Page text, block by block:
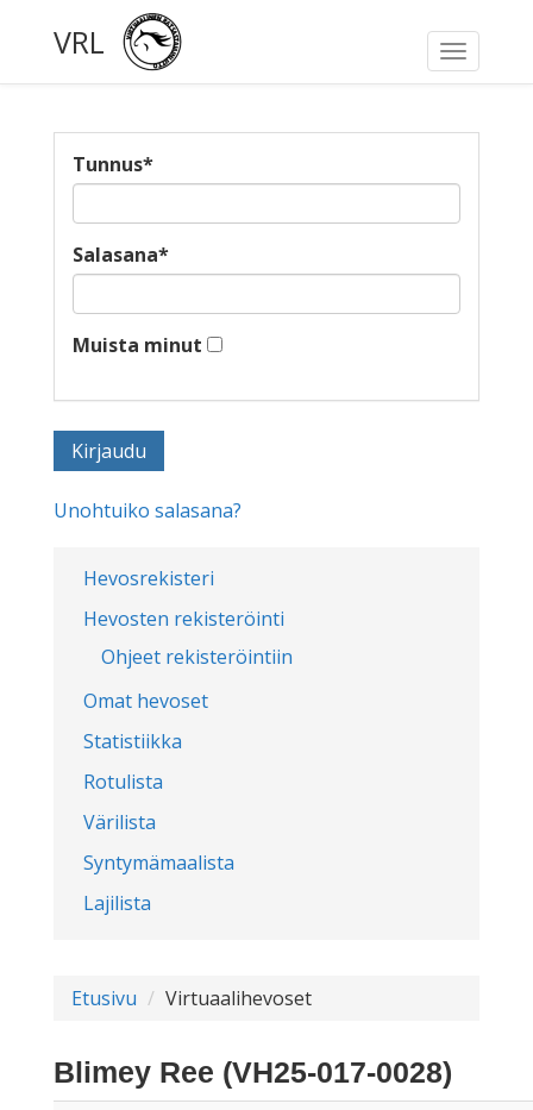
Toggle
VRL
Hevosrekisteri
Hevosten rekisteröinti
Ohjeet rekisteröintiin
Omat hevoset
Statistiikka
Rotulista
Värilista
Syntymämaalista
Lajilista
Tunnus*
Salasana*
Muista minut
Unohtuiko salasana?
Etusivu Virtuaalihevoset
Blimey Ree (VH25-017-0028)